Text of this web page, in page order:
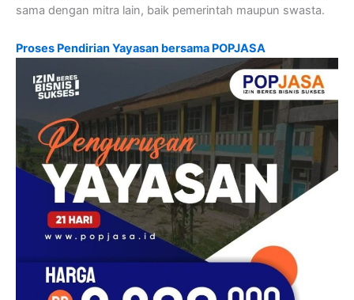
sama dengan mitra lain, baik pemerintah maupun swasta.
Proses Pendirian Yayasan bersama POPJASA